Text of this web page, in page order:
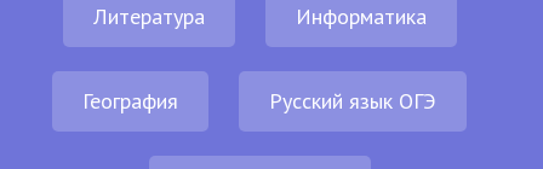
Литература Информатика
География Русский язык ОГЭ